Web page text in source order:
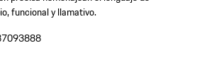
funcional y llamativo.